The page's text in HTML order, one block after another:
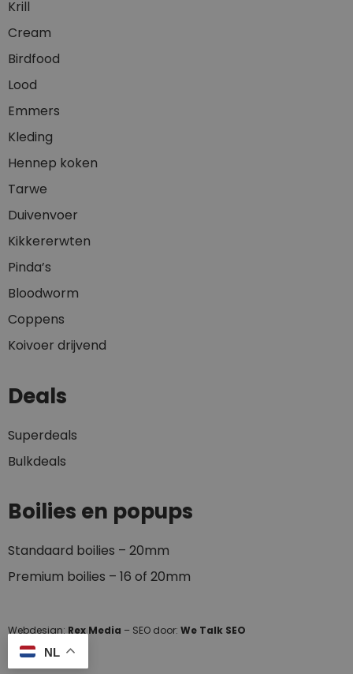
Krill
Cream
Birdfood
Lood
Emmers
Kleding
Hennep koken
Tarwe
Duivenvoer
Kikkererwten
Pinda’s
Bloodworm
Coppens
Koivoer drijvend
Deals
Superdeals
Bulkdeals
Boilies en popups
Standaard boilies – 20mm
Premium boilies – 16 of 20mm
Webdesign: Rex Media – SEO door: We Talk SEO
NL